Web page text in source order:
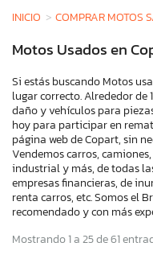
INICIO COMPRAR MOTOS
Motos Usados en
Si estás buscando Motos
lugar correcto. Alrededor
daño y vehículos para
hoy para participar en
página web de Copart, sin
Vendemos carros,
industrial y más, de todas
empresas financieras, de
renta carros, etc. Somos el
recomendado y con más
Mostrando 1 a 25 de 61